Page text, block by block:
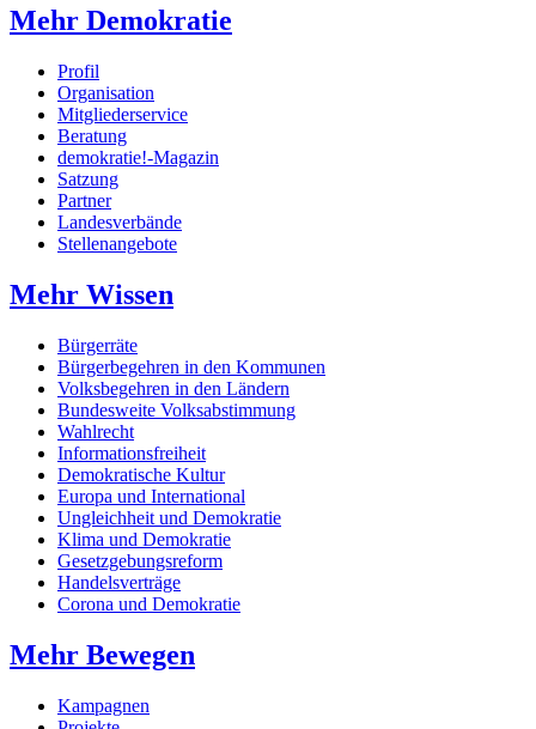
Mehr Demokratie
Profil
Organisation
Mitgliederservice
Beratung
demokratie!-Magazin
Satzung
Partner
Landesverbände
Stellenangebote
Mehr Wissen
Bürgerräte
Bürgerbegehren in den Kommunen
Volksbegehren in den Ländern
Bundesweite Volksabstimmung
Wahlrecht
Informationsfreiheit
Demokratische Kultur
Europa und International
Ungleichheit und Demokratie
Klima und Demokratie
Gesetzgebungsreform
Handelsverträge
Corona und Demokratie
Mehr Bewegen
Kampagnen